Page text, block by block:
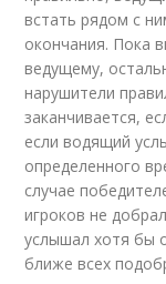
встать рядом с
окончания. Пока
ведущему,
нарушители
заканчивается,
если водящий
определенного
случае
игроков не
услышал хотя бы
ближе всех